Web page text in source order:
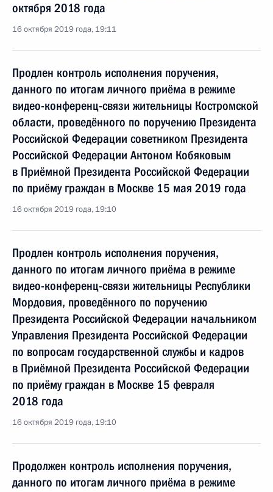
октября 2018 года
16 октября 2019 года, 19:11
Продлен контроль исполнения поручения,
данного по итогам личного приёма в режиме
видео-конференц-связи жительницы Костромской
области, проведённого по поручению Президента
Российской Федерации советником Президента
Российской Федерации Антоном Кобяковым
в Приёмной Президента Российской Федерации
по приёму граждан в Москве 15 мая 2019 года
16 октября 2019 года, 19:10
Продлен контроль исполнения поручения,
данного по итогам личного приёма в режиме
видео-конференц-связи жительницы Республики
Мордовия, проведённого по поручению
Президента Российской Федерации начальником
Управления Президента Российской Федерации
по вопросам государственной службы и кадров
в Приёмной Президента Российской Федерации
по приёму граждан в Москве 15 февраля
2018 года
16 октября 2019 года, 19:10
Продолжен контроль исполнения поручения,
данного по итогам личного приёма в режиме